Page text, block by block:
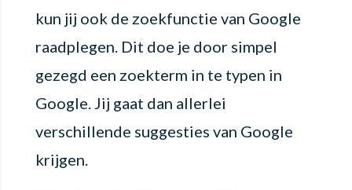
kun jij ook de zoekfunctie van Google
raadplegen. Dit doe je door simpel
gezegd een zoekterm in te typen in
Google. Jij gaat dan allerlei
verschillende suggesties van Google
krijgen.